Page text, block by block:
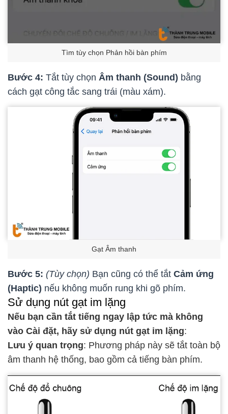
Tìm tùy chọn Phản hồi bàn phím
Bước 4: Tắt tùy chọn Âm thanh (Sound) bằng
cách gạt công tắc sang trái (màu xám).
Gạt Âm thanh
Bước 5: (Tùy chọn) Bạn cũng có thể tắt Cảm ứng
(Haptic) nếu không muốn rung khi gõ phím.
Sử dụng nút gạt im lặng
Nếu bạn cần tắt tiếng ngay lập tức mà không
vào Cài đặt, hãy sử dụng nút gạt im lặng:
Lưu ý quan trọng: Phương pháp này sẽ tắt toàn bộ
âm thanh hệ thống, bao gồm cả tiếng bàn phím.